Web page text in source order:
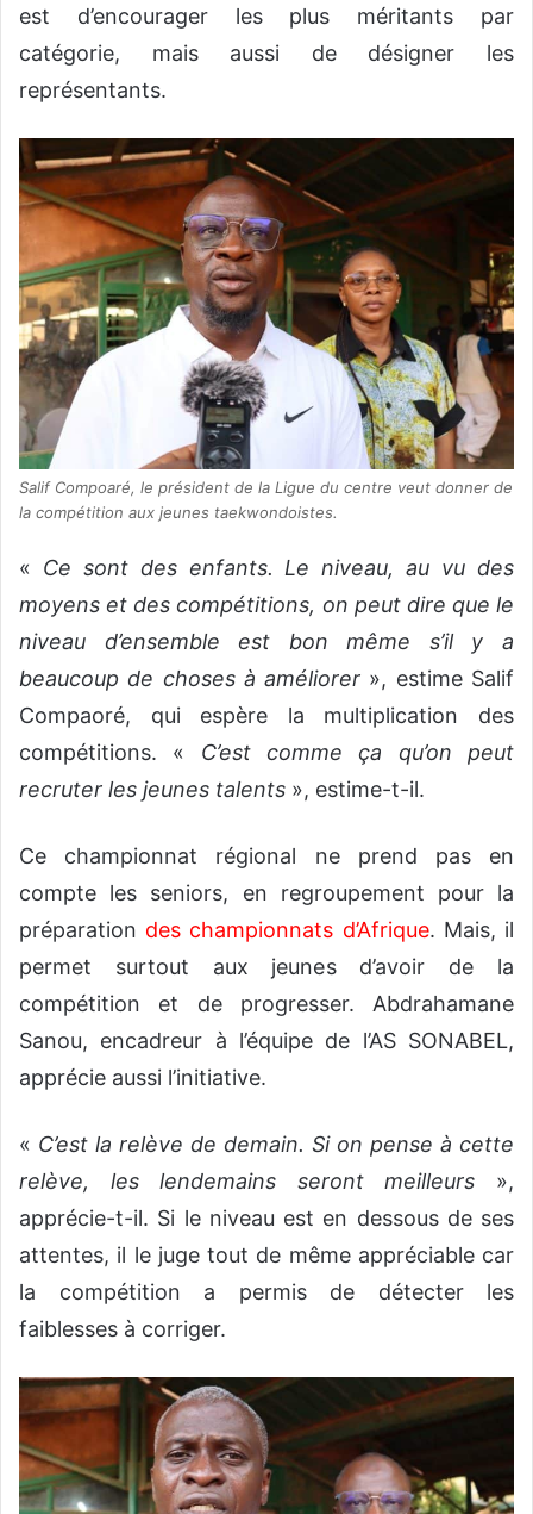
est d’encourager les plus méritants par
catégorie, mais aussi de désigner les
représentants.
Salif Compoaré, le président de la Ligue du centre veut donner de
la compétition aux jeunes taekwondoistes.
« Ce sont des enfants. Le niveau, au vu des
moyens et des compétitions, on peut dire que le
niveau d’ensemble est bon même s’il y a
beaucoup de choses à améliorer », estime Salif
Compaoré, qui espère la multiplication des
compétitions. « C’est comme ça qu’on peut
recruter les jeunes talents », estime-t-il.
Ce championnat régional ne prend pas en
compte les seniors, en regroupement pour la
préparation des championnats d’Afrique. Mais, il
permet surtout aux jeunes d’avoir de la
compétition et de progresser. Abdrahamane
Sanou, encadreur à l’équipe de l’AS SONABEL,
apprécie aussi l’initiative.
« C’est la relève de demain. Si on pense à cette
relève, les lendemains seront meilleurs »,
apprécie-t-il. Si le niveau est en dessous de ses
attentes, il le juge tout de même appréciable car
la compétition a permis de détecter les
faiblesses à corriger.